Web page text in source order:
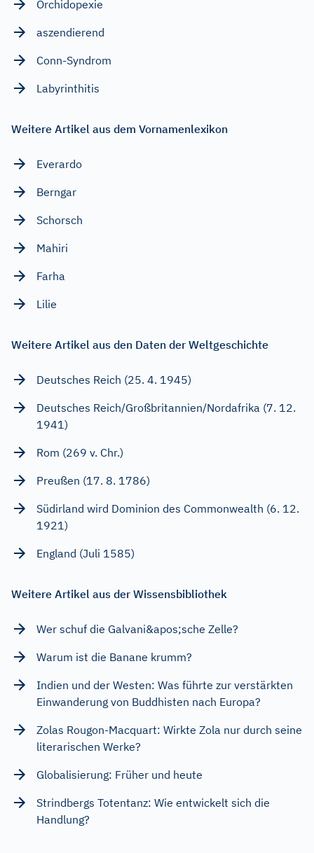
Orchidopexie
aszendierend
Conn-Syndrom
Labyrinthitis
Weitere Artikel aus dem Vornamenlexikon
Everardo
Berngar
Schorsch
Mahiri
Farha
Lilie
Weitere Artikel aus den Daten der Weltgeschichte
Deutsches Reich (25. 4. 1945)
Deutsches Reich/Großbritannien/Nordafrika (7. 12.
1941)
Rom (269 v. Chr.)
Preußen (17. 8. 1786)
Südirland wird Dominion des Commonwealth (6. 12.
1921)
England (Juli 1585)
Weitere Artikel aus der Wissensbibliothek
Wer schuf die Galvani&apos;sche Zelle?
Warum ist die Banane krumm?
Indien und der Westen: Was führte zur verstärkten
Einwanderung von Buddhisten nach Europa?
Zolas Rougon-Macquart: Wirkte Zola nur durch seine
literarischen Werke?
Globalisierung: Früher und heute
Strindbergs Totentanz: Wie entwickelt sich die
Handlung?